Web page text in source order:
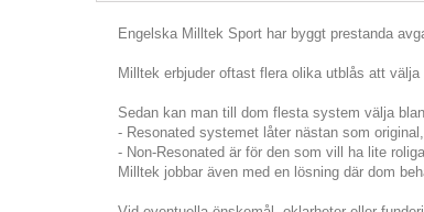
Engelska Milltek Sport har byggt prestanda
Milltek erbjuder oftast flera olika utblås att
Sedan kan man till dom flesta system välja
- Resonated systemet låter nästan som
- Non-Resonated är för den som vill ha lite
Milltek jobbar även med en lösning där dom